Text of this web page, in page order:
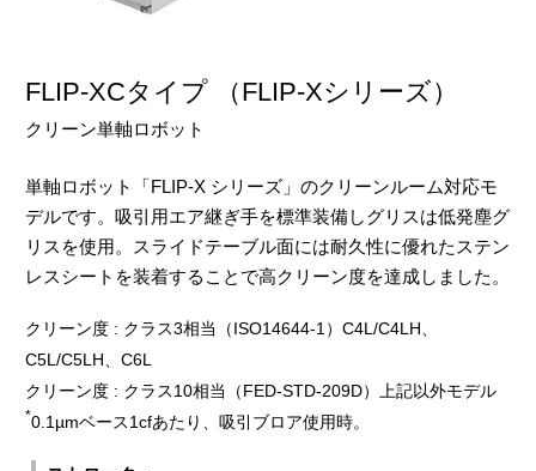
FLIP-XCタイプ （FLIP-Xシリーズ）
クリーン単軸ロボット
単軸ロボット「FLIP-X シリーズ」のクリーンルーム対応モ
デルです。吸引用エア継ぎ手を標準装備しグリスは低発塵グ
リスを使用。スライドテーブル面には耐久性に優れたステン
レスシートを装着することで高クリーン度を達成しました。
クリーン度 : クラス3相当（ISO14644-1）C4L/C4LH、
C5L/C5LH、C6L
クリーン度 : クラス10相当（FED-STD-209D）上記以外モデル
*0.1µmベース1cfあたり、吸引ブロア使用時。